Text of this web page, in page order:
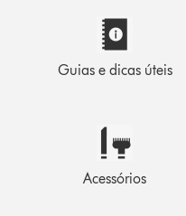
Guias e dicas úteis
Acessórios